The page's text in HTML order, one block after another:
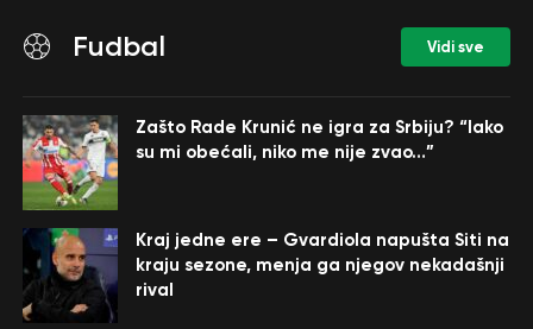
Fudbal Vidi sve
Zašto Rade Krunić ne igra za Srbiju? “Iako
su mi obećali, niko me nije zvao…”
Kraj jedne ere – Gvardiola napušta Siti na
kraju sezone, menja ga njegov nekadašnji
rival